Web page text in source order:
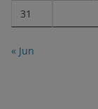
31
« Jun